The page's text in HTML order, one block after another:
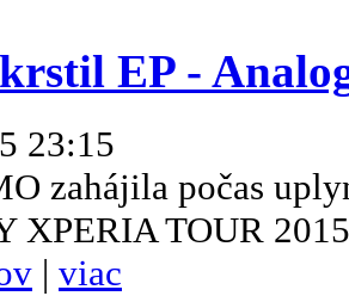
EP -
23:15
zahájila počas
XPERIA TOUR 2015
| viac